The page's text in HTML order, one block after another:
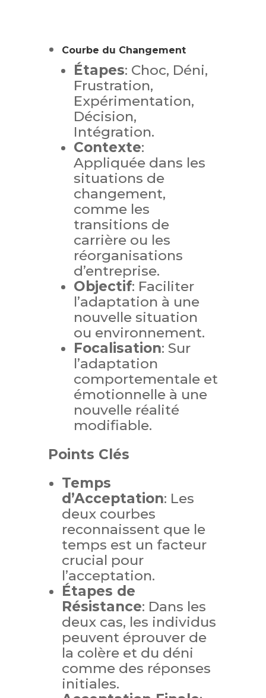
Courbe du Changement
Étapes: Choc, Déni,
Frustration,
Expérimentation,
Décision,
Intégration.
Contexte:
Appliquée dans les
situations de
changement,
comme les
transitions de
carrière ou les
réorganisations
d’entreprise.
Objectif: Faciliter
l’adaptation à une
nouvelle situation
ou environnement.
Focalisation: Sur
l’adaptation
comportementale et
émotionnelle à une
nouvelle réalité
modifiable.
Points Clés
Temps
d’Acceptation: Les
deux courbes
reconnaissent que le
temps est un facteur
crucial pour
l’acceptation.
Étapes de
Résistance: Dans les
deux cas, les individus
peuvent éprouver de
la colère et du déni
comme des réponses
initiales.